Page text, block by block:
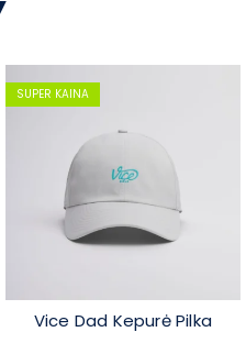
Mūsų asortimente
kurioje situacijoje.
iš aukštos kokybės
SUPER KAINA
Vice Dad Kepurė Pilka